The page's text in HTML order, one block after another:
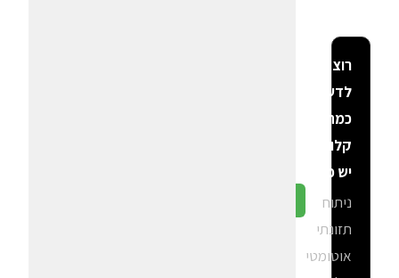
רוצה
לדעת
כמה
קלוריות
יש פה?
ניתוח
תזונתי
אוטומטי